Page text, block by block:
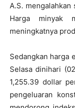
A.S.
Harga minyak
meningkatnya
Sedangkan harga
Selasa dinihari
1,255.39 dollar
pengeluaran